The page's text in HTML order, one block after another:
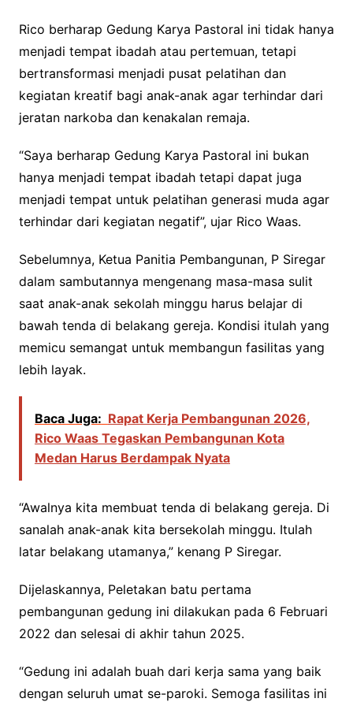
Rico berharap Gedung Karya Pastoral ini tidak hanya
menjadi tempat ibadah atau pertemuan, tetapi
bertransformasi menjadi pusat pelatihan dan
kegiatan kreatif bagi anak-anak agar terhindar dari
jeratan narkoba dan kenakalan remaja.
“Saya berharap Gedung Karya Pastoral ini bukan
hanya menjadi tempat ibadah tetapi dapat juga
menjadi tempat untuk pelatihan generasi muda agar
terhindar dari kegiatan negatif”, ujar Rico Waas.
Sebelumnya, Ketua Panitia Pembangunan, P Siregar
dalam sambutannya mengenang masa-masa sulit
saat anak-anak sekolah minggu harus belajar di
bawah tenda di belakang gereja. Kondisi itulah yang
memicu semangat untuk membangun fasilitas yang
lebih layak.
Baca Juga: Rapat Kerja Pembangunan 2026,
Rico Waas Tegaskan Pembangunan Kota
Medan Harus Berdampak Nyata
“Awalnya kita membuat tenda di belakang gereja. Di
sanalah anak-anak kita bersekolah minggu. Itulah
latar belakang utamanya,” kenang P Siregar.
Dijelaskannya, Peletakan batu pertama
pembangunan gedung ini dilakukan pada 6 Februari
2022 dan selesai di akhir tahun 2025.
“Gedung ini adalah buah dari kerja sama yang baik
dengan seluruh umat se-paroki. Semoga fasilitas ini